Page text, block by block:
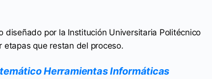
diseñado por la Institución Universitaria Politécnico
etapas que restan del proceso.
Herramientas Informáticas